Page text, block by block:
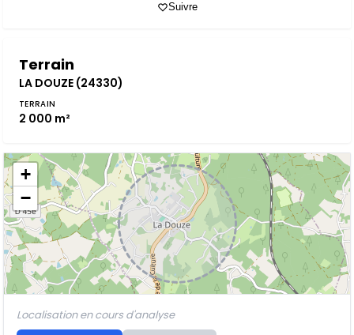
Suivre
Terrain
LA DOUZE (24330)
TERRAIN
2 000 m²
+
−
Localisation en cours d'analyse